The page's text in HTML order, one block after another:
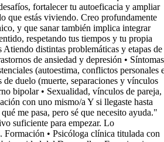
fortalecer tu autoeficacia y ampliar
que estás viviendo. Creo profundamente
y que sanar también implica integrar
respetando tus tiempos y tu propia
Atiendo distintas problemáticas y etapas de
de ansiedad y depresión • Síntomas
(autoestima, conflictos personales
de duelo (muerte, separaciones y vínculos
bipolar • Sexualidad, vínculos de pareja,
con uno mismo/a Y si llegaste hasta
me pasa, pero sé que necesito ayuda."
suficiente para empezar. Lo
Formación • Psicóloga clínica titulada con